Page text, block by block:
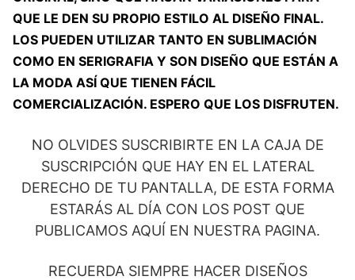
QUE LE DEN SU PROPIO ESTILO AL DISEÑO FINAL.
LOS PUEDEN UTILIZAR TANTO EN SUBLIMACIÓN
COMO EN SERIGRAFIA Y SON DISEÑO QUE ESTÁN A
LA MODA ASÍ QUE TIENEN FÁCIL
COMERCIALIZACIÓN. ESPERO QUE LOS DISFRUTEN.
NO OLVIDES SUSCRIBIRTE EN LA CAJA DE
SUSCRIPCIÓN QUE HAY EN EL LATERAL
DERECHO DE TU PANTALLA, DE ESTA FORMA
ESTARÁS AL DÍA CON LOS POST QUE
PUBLICAMOS AQUÍ EN NUESTRA PAGINA.
RECUERDA SIEMPRE HACER DISEÑOS